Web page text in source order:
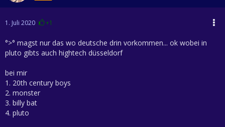
1. Juli 2020 +1
°>° magst nur das wo deutsche drin vorkommen... ok wobei in
pluto gibts auch hightech düsseldorf
bei mir
1. 20th century boys
2. monster
3. billy bat
4. pluto